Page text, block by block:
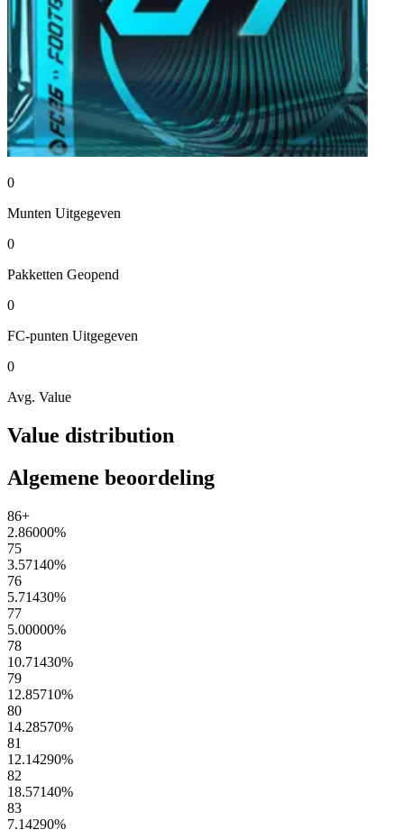
0
Munten Uitgegeven
0
Pakketten Geopend
0
FC-punten Uitgegeven
0
Avg. Value
Value distribution
Algemene beoordeling
86+
2.86000%
75
3.57140%
76
5.71430%
77
5.00000%
78
10.71430%
79
12.85710%
80
14.28570%
81
12.14290%
82
18.57140%
83
7.14290%